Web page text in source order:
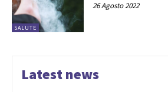
SALUTE
26 Agosto 2022
Latest news